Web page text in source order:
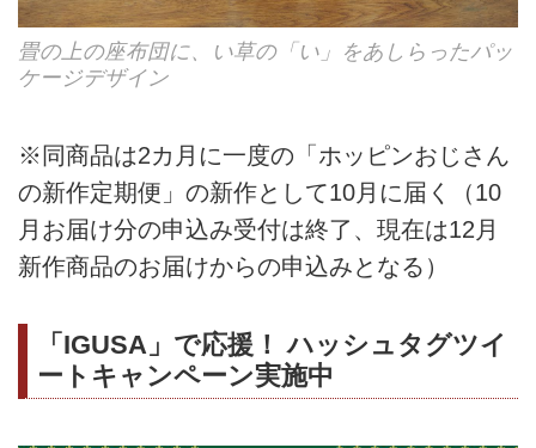
畳の上の座布団に、い草の「い」をあしらったパッ
ケージデザイン
※同商品は2カ月に一度の「ホッピンおじさん
の新作定期便」の新作として10月に届く（10
月お届け分の申込み受付は終了、現在は12月
新作商品のお届けからの申込みとなる）
「IGUSA」で応援！ ハッシュタグツイ
ートキャンペーン実施中